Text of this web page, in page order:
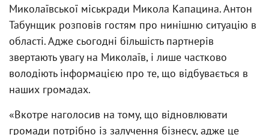
Миколаївської міськради Микола Капацина. Антон
Табунщик розповів гостям про нинішню ситуацію в
області. Адже сьогодні більшість партнерів
звертають увагу на Миколаїв, і лише частково
володіють інформацією про те, що відбувається в
наших громадах.
«Вкотре наголосив на тому, що відновлювати
громади потрібно із залучення бізнесу, адже це